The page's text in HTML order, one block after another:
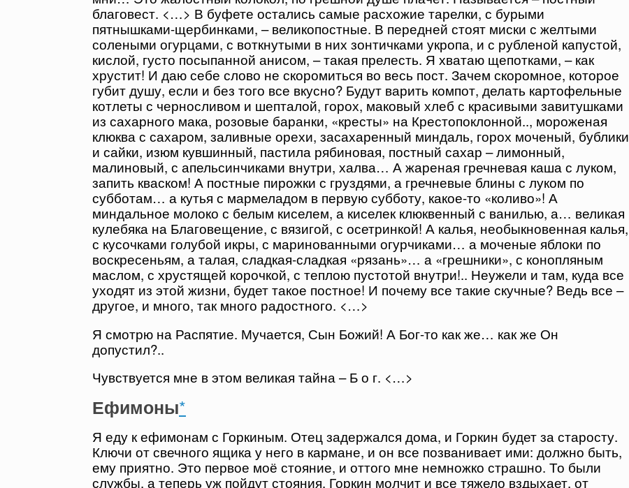
благовест. <…> В буфете остались самые расхожие тарелки, с бурыми
пятнышками-щербинками, – великопостные. В передней стоят миски с желтыми
солеными огурцами, с воткнутыми в них зонтичками укропа, и с рубленой капустой,
кислой, густо посыпанной анисом, – такая прелесть. Я хватаю щепотками, – как
хрустит! И даю себе слово не скоромиться во весь пост. Зачем скоромное, которое
губит душу, если и без того все вкусно? Будут варить компот, делать картофельные
котлеты с черносливом и шепталой, горох, маковый хлеб с красивыми завитушками
из сахарного мака, розовые баранки, «кресты» на Крестопоклонной.., мороженая
клюква с сахаром, заливные орехи, засахаренный миндаль, горох моченый, бублики
и сайки, изюм кувшинный, пастила рябиновая, постный сахар – лимонный,
малиновый, с апельсинчиками внутри, халва… А жареная гречневая каша с луком,
запить кваском! А постные пирожки с груздями, а гречневые блины с луком по
субботам… а кутья с мармеладом в первую субботу, какое-то «коливо»! А
миндальное молоко с белым киселем, а киселек клюквенный с ванилью, а… великая
кулебяка на Благовещение, с вязигой, с осетринкой! А калья, необыкновенная калья,
с кусочками голубой икры, с маринованными огурчиками… а моченые яблоки по
воскресеньям, а талая, сладкая-сладкая «рязань»… а «грешники», с конопляным
маслом, с хрустящей корочкой, с теплою пустотой внутри!.. Неужели и там, куда все
уходят из этой жизни, будет такое постное! И почему все такие скучные? Ведь все –
другое, и много, так много радостного. <…>
Я смотрю на Распятие. Мучается, Сын Божий! А Бог-то как же… как же Он
допустил?..
Чувствуется мне в этом великая тайна – Б о г. <…>
Ефимоны*
Я еду к ефимонам с Горкиным. Отец задержался дома, и Горкин будет за старосту.
Ключи от свечного ящика у него в кармане, и он все позванивает ими: должно быть,
ему приятно. Это первое моё стояние, и оттого мне немножко страшно. То были
службы, а теперь уж пойдут стояния. Горкин молчит и все тяжело вздыхает, от